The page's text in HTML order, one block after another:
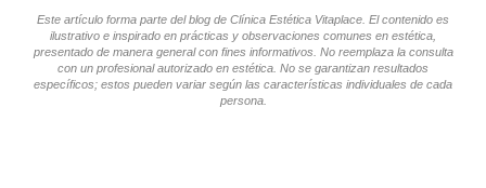
Este artículo forma parte del blog de Clínica Estética Vitaplace. El contenido es
ilustrativo e inspirado en prácticas y observaciones comunes en estética,
presentado de manera general con fines informativos. No reemplaza la consulta
con un profesional autorizado en estética. No se garantizan resultados
específicos; estos pueden variar según las características individuales de cada
persona.